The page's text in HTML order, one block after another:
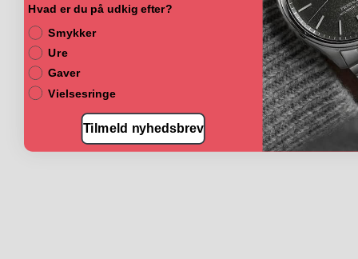
Hvad er du på udkig efter?
Smykker
Ure
Gaver
Vielsesringe
Tilmeld nyhedsbrev